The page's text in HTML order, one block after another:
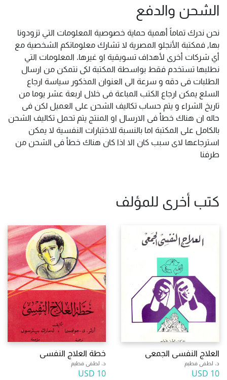
الشحن والدفع
نحن ندرك تماماً أهمية حماية خصوصية المعلومات التي تزودونا
بها, فمكتبة الأنجلو المصرية لا تشارك معلوماتكم الشخصية مع
أي شركات أخرى لأهداف تسويقية او غيرها. المعلومات التي
نطلبها تستخدم فقط بواسطة المكتبة لكى نتمكن من ارسال
الطلبات فى دقه و سرعة الى العنوان المذكور سياسة ارجاع
السلع يمكن ارجاع الكتب المباعة فى خلال اربعة عشر يوما من
تاريخ الشراء و يتم حساب تكاليف الشحن على العميل لكن فى
حاله ان هناك خطأ فى الارسال او المنتج يتم تحمل تكاليف الشحن
بالكامل على المكتبة اما بالنسبة للاختبارات النفسية لا يمكن
استرجاعها لاى سبب كان الا اذا كان هناك خطأ فى الشحن من
طرفنا
كتب أخرى للمؤلف
العلاج النفسى الجمعى
د. لطفى فطيم
10 USD
خطة العلاج النفسى
د. لطفى فطيم
10 USD